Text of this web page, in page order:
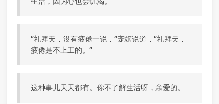
“礼拜天，没有疲倦一说，”宠姬说道，“礼拜天，
疲倦是不上工的。”
这种事儿天天都有。你不了解生活呀，亲爱的。